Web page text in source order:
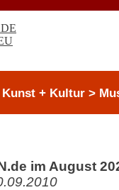
+ Kultur >
im August